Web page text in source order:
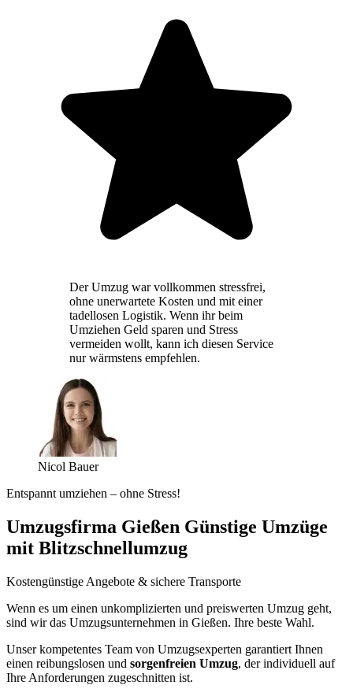
Der Umzug war vollkommen stressfrei,
ohne unerwartete Kosten und mit einer
tadellosen Logistik. Wenn ihr beim
Umziehen Geld sparen und Stress
vermeiden wollt, kann ich diesen Service
nur wärmstens empfehlen.
Nicol Bauer
Entspannt umziehen – ohne Stress!
Umzugsfirma Gießen Günstige Umzüge
mit Blitzschnellumzug
Kostengünstige Angebote & sichere Transporte
Wenn es um einen unkomplizierten und preiswerten Umzug geht,
sind wir das Umzugsunternehmen in Gießen. Ihre beste Wahl.
Unser kompetentes Team von Umzugsexperten garantiert Ihnen
einen reibungslosen und sorgenfreien Umzug, der individuell auf
Ihre Anforderungen zugeschnitten ist.